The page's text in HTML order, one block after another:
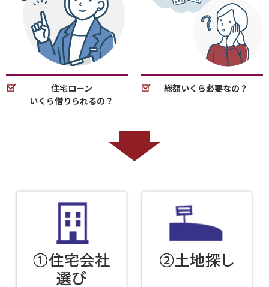
住宅ローン
いくら借りられるの？
総額いくら必要なの？